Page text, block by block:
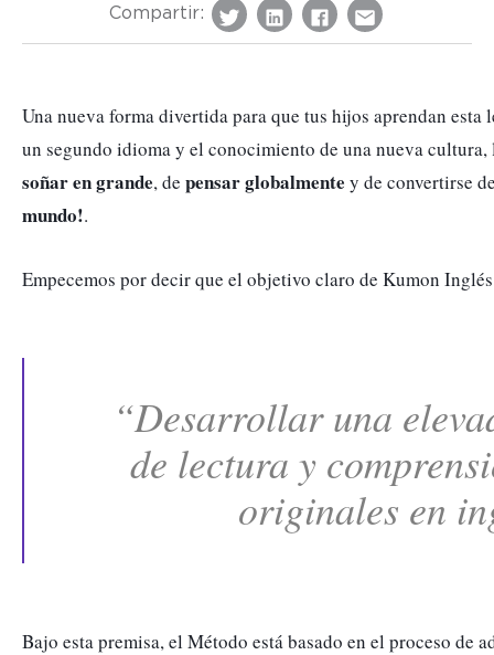
Compartir:
Una nueva forma divertida para que tus hijos aprendan esta
soñar en grande, de pensar globalmente y de convertirse
mundo!.
Empecemos por decir que el objetivo claro de Kumon
“Desarrollar una
de lectura y
originales en
Bajo esta premisa, el Método está basado en el proceso de